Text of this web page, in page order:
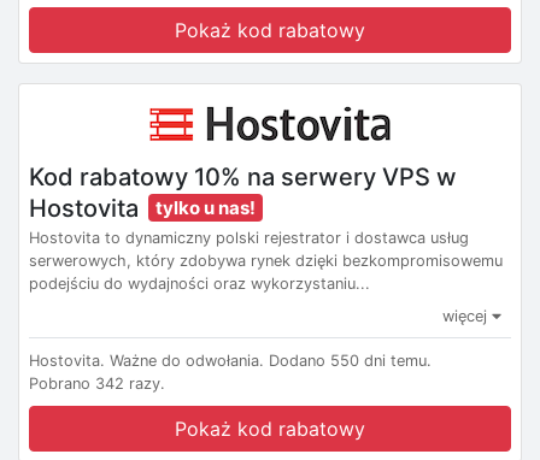
Pokaż kod rabatowy
Kod rabatowy 10% na serwery VPS w
Hostovita
tylko u nas!
Hostovita to dynamiczny polski rejestrator i dostawca usług
serwerowych, który zdobywa rynek dzięki bezkompromisowemu
podejściu do wydajności oraz wykorzystaniu...
więcej
Hostovita. Ważne do odwołania. Dodano 550 dni temu.
Pobrano 342 razy.
Pokaż kod rabatowy